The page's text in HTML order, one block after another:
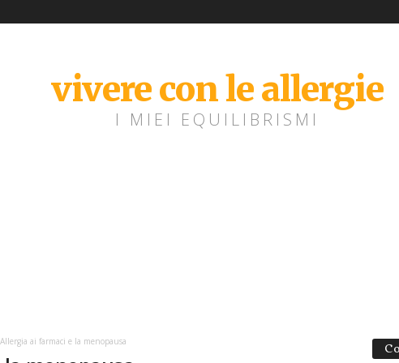
vivere con le allergie
I MIEI EQUILIBRISMI
Allergia ai farmaci e la menopausa